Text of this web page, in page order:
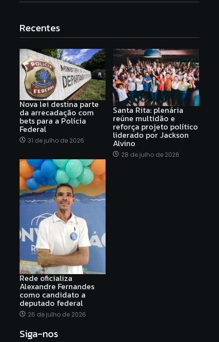
Recentes
Nova lei destina parte
da arrecadação com
bets para a Polícia
Federal
31 de julho de 2026
Santa Rita: plenária
reúne multidão e
reforça projeto político
liderado por Jackson
Alvino
28 de julho de 2026
Rede oficializa
Alexandre Fernandes
como candidato a
deputado federal
26 de julho de 2026
Siga-nos